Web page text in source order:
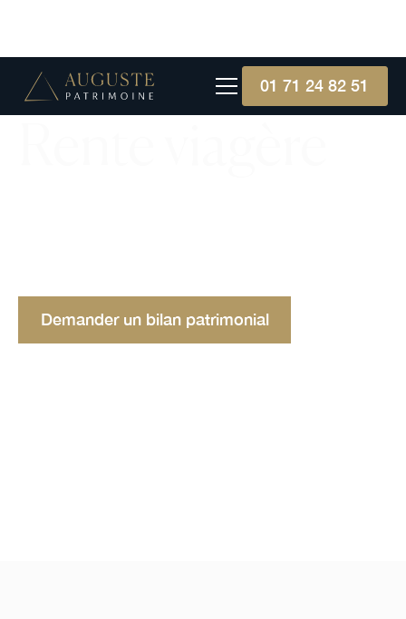
01 71 24 82 51
Demander un bilan patrimonial